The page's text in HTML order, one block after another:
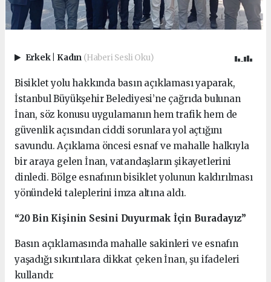
Erkek Kadın (Haberi Sesli Oku)
Bisiklet yolu hakkında basın açıklaması yaparak,
İstanbul Büyükşehir Belediyesi’ne çağrıda bulunan
İnan, söz konusu uygulamanın hem trafik hem de
güvenlik açısından ciddi sorunlara yol açtığını
savundu. Açıklama öncesi esnaf ve mahalle halkıyla
bir araya gelen İnan, vatandaşların şikayetlerini
dinledi. Bölge esnafının bisiklet yolunun kaldırılması
yönündeki taleplerini imza altına aldı.
“20 Bin Kişinin Sesini Duyurmak İçin Buradayız”
Basın açıklamasında mahalle sakinleri ve esnafın
yaşadığı sıkıntılara dikkat çeken İnan, şu ifadeleri
kullandı: